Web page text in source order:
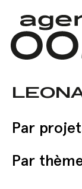
main
content
Par
Par